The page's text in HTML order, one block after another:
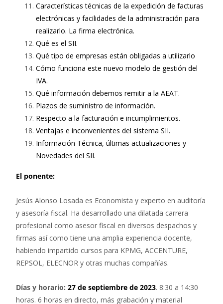
Características técnicas de la expedición de facturas
electrónicas y facilidades de la administración para
realizarlo. La firma electrónica.
Qué es el SII.
Qué tipo de empresas están obligadas a utilizarlo
Cómo funciona este nuevo modelo de gestión del
IVA.
Qué información debemos remitir a la AEAT.
Plazos de suministro de información.
Respecto a la facturación e incumplimientos.
Ventajas e inconvenientes del sistema SII.
Información Técnica, últimas actualizaciones y
Novedades del SII.
El ponente:
Jesús Alonso Losada es Economista y experto en auditoría
y asesoría fiscal. Ha desarrollado una dilatada carrera
profesional como asesor fiscal en diversos despachos y
firmas así como tiene una amplia experiencia docente,
habiendo impartido cursos para KPMG, ACCENTURE,
REPSOL, ELECNOR y otras muchas compañías.
Días y horario: 27 de septiembre de 2023. 8:30 a 14:30
horas. 6 horas en directo, más grabación y material